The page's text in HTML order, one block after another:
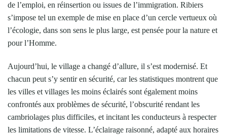
de l’emploi, en réinsertion ou issues de l’immigration. Ribiers
s’impose tel un exemple de mise en place d’un cercle vertueux où
l’écologie, dans son sens le plus large, est pensée pour la nature et
pour l’Homme.
Aujourd’hui, le village a changé d’allure, il s’est modernisé. Et
chacun peut s’y sentir en sécurité, car les statistiques montrent que
les villes et villages les moins éclairés sont également moins
confrontés aux problèmes de sécurité, l’obscurité rendant les
cambriolages plus difficiles, et incitant les conducteurs à respecter
les limitations de vitesse. L’éclairage raisonné, adapté aux horaires